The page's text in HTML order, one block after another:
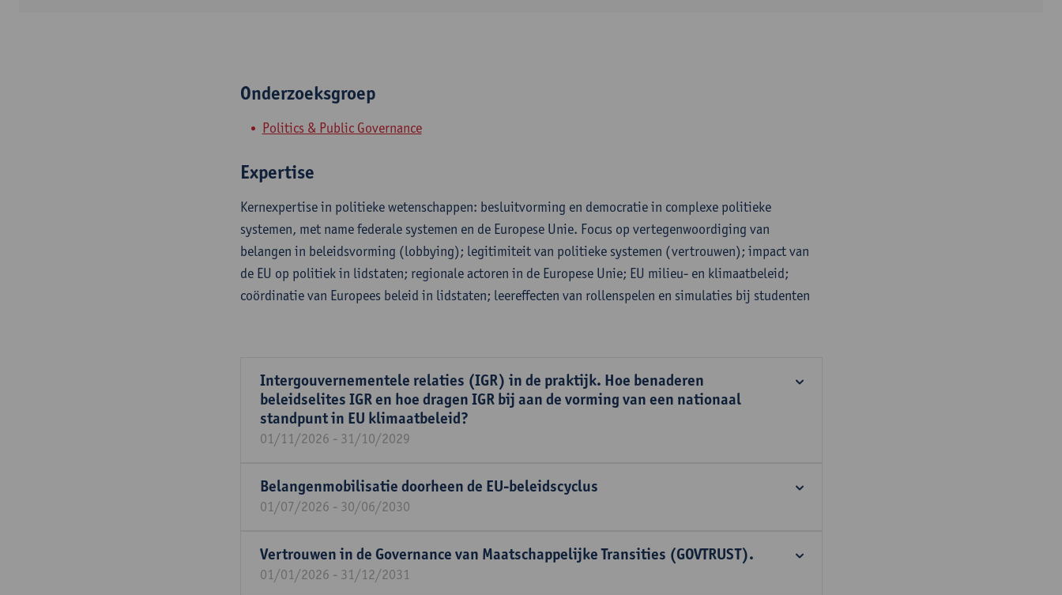
Onderzoeksgroep
Politics & Public Governance
Expertise
Kernexpertise in politieke wetenschappen: besluitvorming en democratie in complexe politieke
systemen, met name federale systemen en de Europese Unie. Focus op vertegenwoordiging van
belangen in beleidsvorming (lobbying); legitimiteit van politieke systemen (vertrouwen); impact van
de EU op politiek in lidstaten; regionale actoren in de Europese Unie; EU milieu- en klimaatbeleid;
coördinatie van Europees beleid in lidstaten; leereffecten van rollenspelen en simulaties bij studenten
Intergouvernementele relaties (IGR) in de praktijk. Hoe benaderen
beleidselites IGR en hoe dragen IGR bij aan de vorming van een nationaal
standpunt in EU klimaatbeleid?
01/11/2026 - 31/10/2029
Belangenmobilisatie doorheen de EU-beleidscyclus
01/07/2026 - 30/06/2030
Vertrouwen in de Governance van Maatschappelijke Transities (GOVTRUST).
01/01/2026 - 31/12/2031